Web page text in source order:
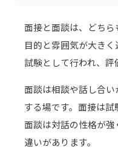
面接と面談は、どちら
目的と雰囲気が大き
試験として行われ、評
面談は相談や話し合
する場です。面接は試
面談は対話の性格が
違いがあります。